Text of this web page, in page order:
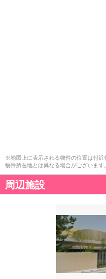
※地図上に表示される物件の位置は付
物件所在地とは異なる場合がございます。
周辺施設